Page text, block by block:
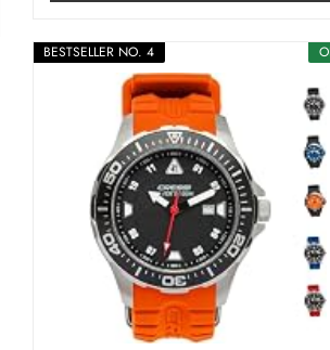
BESTSELLER NO. 4